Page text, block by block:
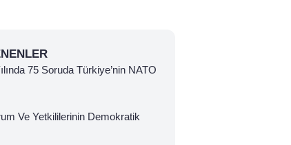
75 Soruda Türkiye’nin NATO
Ve Yetkililerinin Demokratik